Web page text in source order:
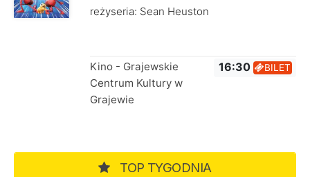
reżyseria: Sean Heuston
Kino - Grajewskie
Centrum Kultury w
Grajewie
16:30 BILET
TOP TYGODNIA